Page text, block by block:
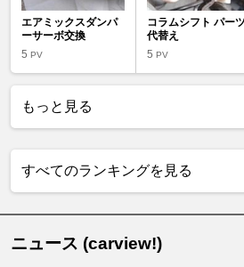
エアミックスダンパ
ーサーボ交換
5 PV
コラムシフト パー
代替え
5PV
もっと見る
すべてのランキングを見る
ニュース (carview!)